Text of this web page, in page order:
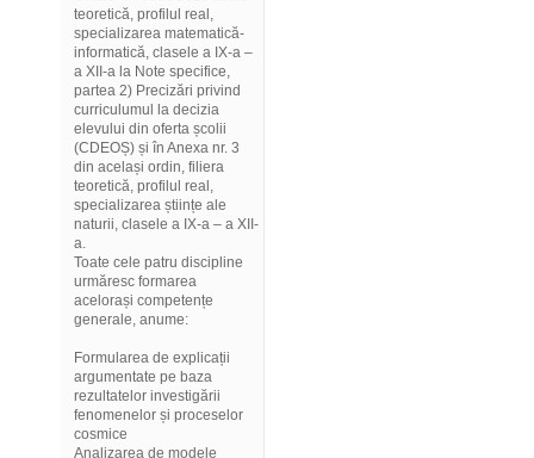
teoretică, profilul real,
specializarea matematică-
informatică, clasele a IX-a –
a XII-a la Note specifice,
partea 2) Precizări privind
curriculumul la decizia
elevului din oferta școlii
(CDEOȘ) și în Anexa nr. 3
din același ordin, filiera
teoretică, profilul real,
specializarea științe ale
naturii, clasele a IX-a – a XII-
a.
Toate cele patru discipline
urmăresc formarea
acelorași competențe
generale, anume:
Formularea de explicații
argumentate pe baza
rezultatelor investigării
fenomenelor și proceselor
cosmice
Analizarea de modele